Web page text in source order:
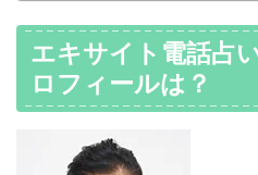
エキサイト電話占
ロフィールは？